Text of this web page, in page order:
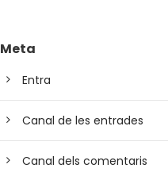
Meta
Entra
Canal de les entrades
Canal dels comentaris